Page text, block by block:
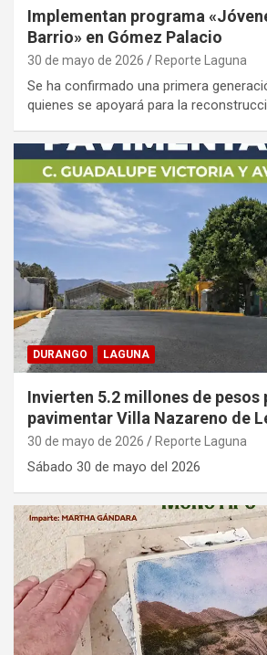
Implementan programa
Barrio» en Gómez Palacio
30 de mayo de 2026 Reporte Laguna
Se ha confirmado una primera
quienes se apoyará para la
DURANGO LAGUNA
Invierten 5.2 millones de pesos
pavimentar Villa Nazareno de
30 de mayo de 2026 Reporte Laguna
Sábado 30 de mayo del 2026